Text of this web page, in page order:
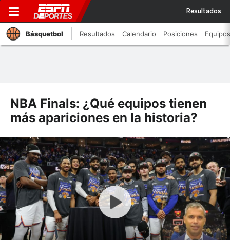
Resultados
Básquetbol Resultados Calendario Posiciones Equipos
NBA Finals: ¿Qué equipos tienen
más apariciones en la historia?